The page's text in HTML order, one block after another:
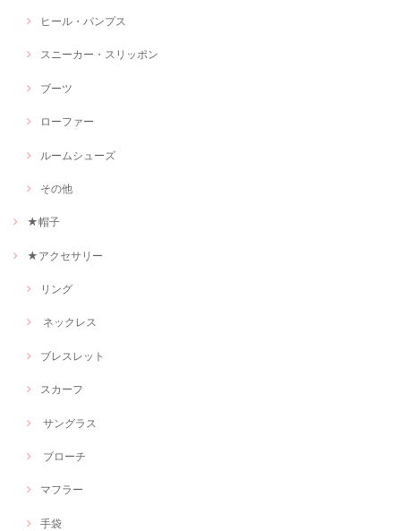
ヒール・パンプス
スニーカー・スリッポン
ブーツ
ローファー
ルームシューズ
その他
★帽子
★アクセサリー
リング
ネックレス
ブレスレット
スカーフ
サングラス
ブローチ
マフラー
手袋